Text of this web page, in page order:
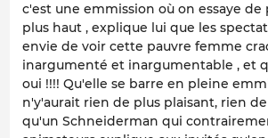
c'est une emmission où on essaye
plus haut , explique lui que les
envie de voir cette pauvre femme
inargumenté et inargumentable , et
oui !!!! Qu'elle se barre en pleine
n'y'aurait rien de plus plaisant, rien
qu'un Schneiderman qui